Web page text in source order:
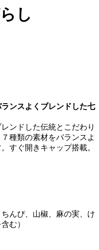
し
ンスよくブレンドした七
ンドした伝統とこだわり
種類の素材をバランスよ
すぐ開きキャップ搭載。
んぴ、山椒、麻の実、け
む）